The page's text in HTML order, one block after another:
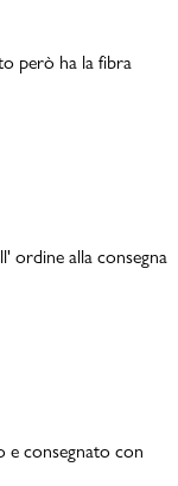
però ha la fibra
ordine alla consegna
consegnato con